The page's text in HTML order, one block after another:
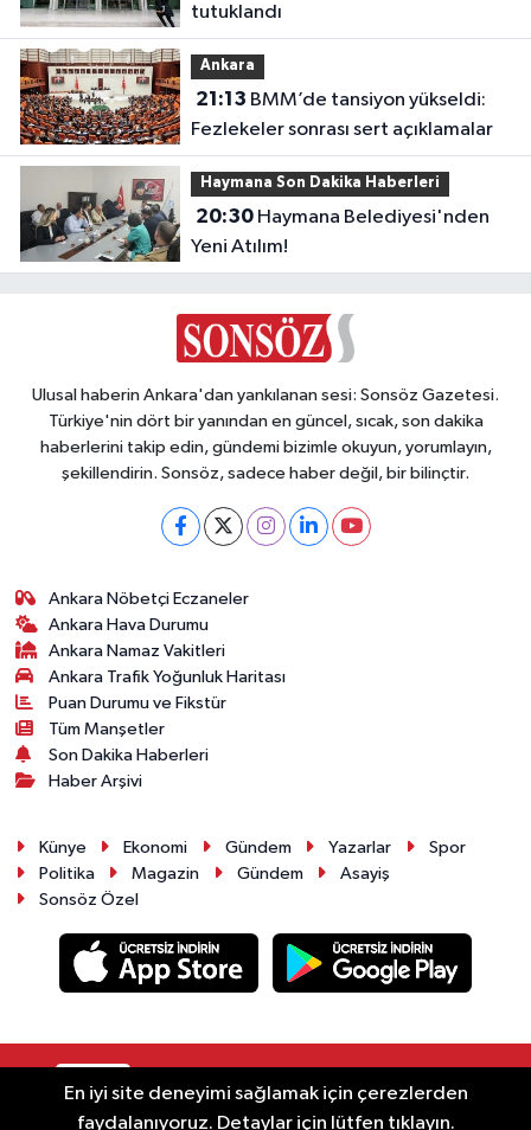
tutuklandı
Ankara
21:13
Fezlekeler sonrası sert açıklamalar
Haymana Son Dakika Haberleri
20:30Haymana Belediyesi'nden
Yeni Atılım!
Ulusal haberin Ankara'dan yankılanan sesi: Sonsöz Gazetesi.
Türkiye'nin dört bir yanından en güncel, sıcak, son dakika
haberlerini takip edin, gündemi bizimle okuyun, yorumlayın,
şekillendirin. Sonsöz, sadece haber değil, bir bilinçtir.
Ankara Nöbetçi Eczaneler
Ankara Hava Durumu
Ankara Namaz Vakitleri
Ankara Trafik Yoğunluk Haritası
Puan Durumu ve Fikstür
Tüm Manşetler
Son Dakika Haberleri
Haber Arşivi
Künye Ekonomi Gündem Yazarlar
Spor
Politika
Magazin Gündem
Asayiş
Sonsöz Özel
En iyi site deneyimi sağlamak için çerezlerden
faydalanıyoruz. Detaylar için lütfen tıklayın.